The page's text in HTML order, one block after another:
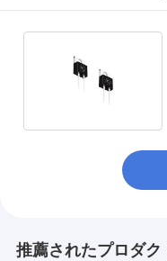
推薦されたプロダク